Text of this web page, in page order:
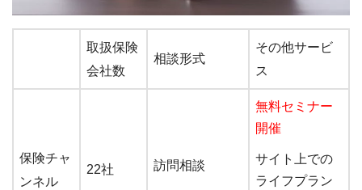
取扱保険
会社数
相談形式
その他サービ
ス
保険チャ
ンネル
22社 訪問相談
無料セミナー
開催
サイト上での
ライフプラン